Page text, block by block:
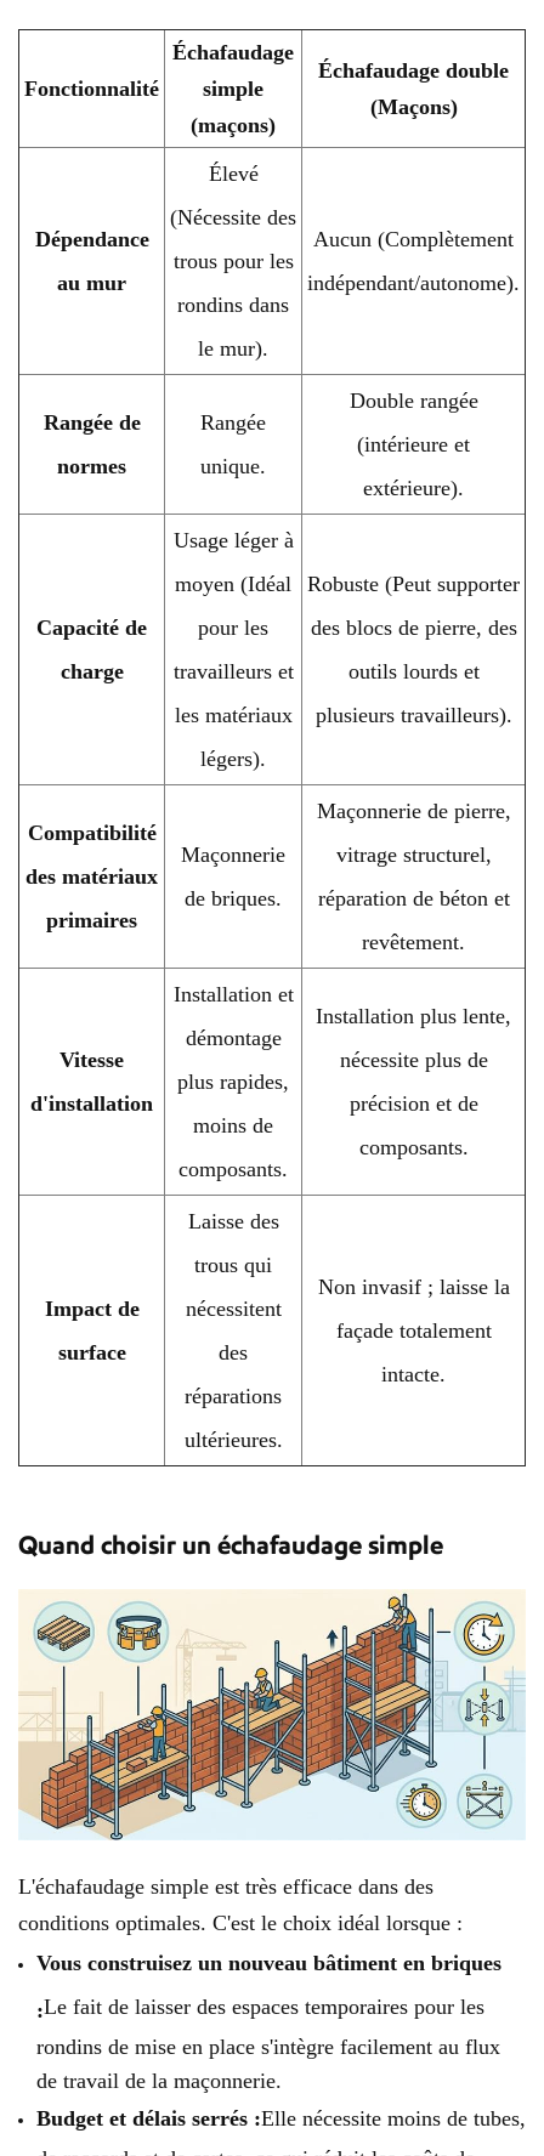
Fonctionnalité
Échafaudage
simple
(maçons)
Échafaudage double
(Maçons)
Dépendance
au mur
Élevé
(Nécessite des
trous pour les
rondins dans
le mur).
Aucun (Complètement
indépendant/autonome).
Rangée de
normes
Rangée
unique.
Double rangée
(intérieure et
extérieure).
Capacité de
charge
Usage léger à
moyen (Idéal
pour les
travailleurs et
les matériaux
légers).
Robuste (Peut supporter
des blocs de pierre, des
outils lourds et
plusieurs travailleurs).
Compatibilité
des matériaux
primaires
Maçonnerie
de briques.
Maçonnerie de pierre,
vitrage structurel,
réparation de béton et
revêtement.
Vitesse
d'installation
Installation et
démontage
plus rapides,
moins de
composants.
Installation plus lente,
nécessite plus de
précision et de
composants.
Impact de
surface
Laisse des
trous qui
nécessitent
des
réparations
ultérieures.
Non invasif ; laisse la
façade totalement
intacte.
Quand choisir un échafaudage simple
L'échafaudage simple est très efficace dans des
conditions optimales. C'est le choix idéal lorsque :
Vous construisez un nouveau bâtiment en briques
:Le fait de laisser des espaces temporaires pour les
rondins de mise en place s'intègre facilement au flux
de travail de la maçonnerie.
Budget et délais serrés :Elle nécessite moins de tubes,